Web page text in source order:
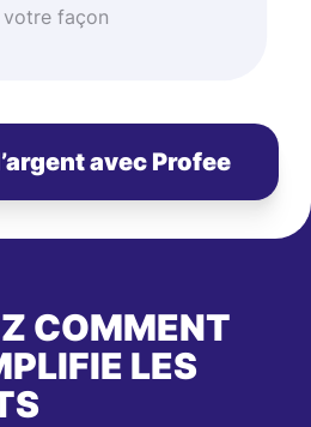
façon
avec Profee
COMMENT
LES